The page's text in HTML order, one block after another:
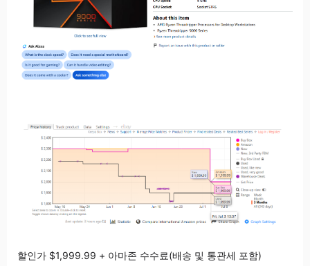
할인가 $1,999.99 + 아마존 수수료(배송 및 통관세 포함)